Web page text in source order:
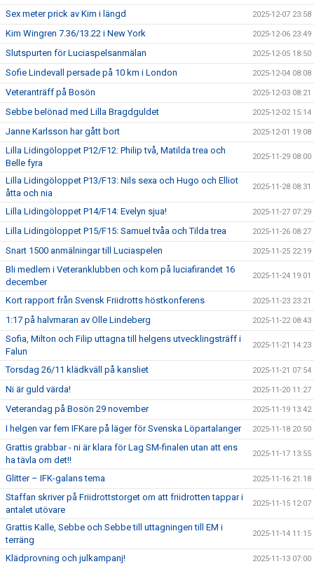
Sex meter prick av Kim i längd 2025-12-07 23:58
Kim Wingren 7.36/13.22 i New York 2025-12-06 23:49
Slutspurten för Luciaspelsanmälan 2025-12-05 18:50
Sofie Lindevall persade på 10 km i London 2025-12-04 08:08
Veteranträff på Bosön 2025-12-03 08:21
Sebbe belönad med Lilla Bragdguldet 2025-12-02 15:14
Janne Karlsson har gått bort 2025-12-01 19:08
Lilla Lidingöloppet P12/F12: Philip två, Matilda trea och
Belle fyra
2025-11-29 08:00
Lilla Lidingöloppet P13/F13: Nils sexa och Hugo och Elliot
åtta och nia
2025-11-28 08:31
Lilla Lidingöloppet P14/F14: Evelyn sjua! 2025-11-27 07:29
Lilla Lidingöloppet P15/F15: Samuel tvåa och Tilda trea 2025-11-26 08:27
Snart 1500 anmälningar till Luciaspelen 2025-11-25 22:19
Bli medlem i Veteranklubben och kom på luciafirandet 16
december
2025-11-24 19:01
Kort rapport från Svensk Friidrotts höstkonferens 2025-11-23 23:21
1:17 på halvmaran av Olle Lindeberg 2025-11-22 08:43
Sofia, Milton och Filip uttagna till helgens utvecklingsträff i
Falun
2025-11-21 14:23
Torsdag 26/11 klädkväll på kansliet 2025-11-21 07:54
Ni är guld värda! 2025-11-20 11:27
Veterandag på Bosön 29 november 2025-11-19 13:42
I helgen var fem IFKare på läger för Svenska Löpartalanger 2025-11-18 20:50
Grattis grabbar - ni är klara för Lag SM-finalen utan att ens
ha tävla om det!!
2025-11-17 13:55
Glitter – IFK-galans tema 2025-11-16 21:18
Staffan skriver på Friidrottstorget om att friidrotten tappar i
antalet utövare
2025-11-15 12:07
Grattis Kalle, Sebbe och Sebbe till uttagningen till EM i
terräng
2025-11-14 11:15
Klädprovning och julkampanj! 2025-11-13 07:00